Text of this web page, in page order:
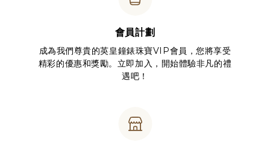
會員計劃
成為我們尊貴的英皇鐘錶珠寶VIP會員，您將享受
精彩的優惠和獎勵。立即加入，開始體驗非凡的禮
遇吧！